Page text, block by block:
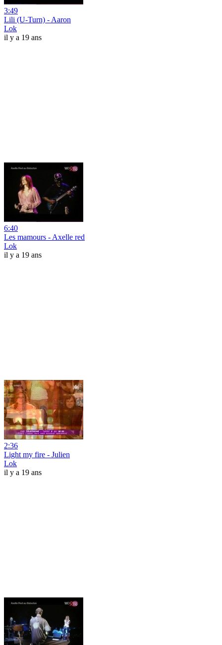
3:49
Lili (U-Turn) - Aaron
Lok
il y a 19 ans
6:40
Les mamours - Axelle red
Lok
il y a 19 ans
2:36
Light my fire - Julien
Lok
il y a 19 ans